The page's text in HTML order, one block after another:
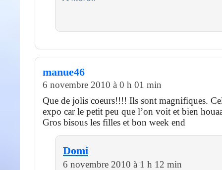
manue46
6 novembre 2010 à 0 h 01 min
Que de jolis coeurs!!!! Ils sont magnifiques.
expo car le petit peu que l’on voit et bien
Gros bisous les filles et bon week end
Domi
6 novembre 2010 à 1 h 12 min